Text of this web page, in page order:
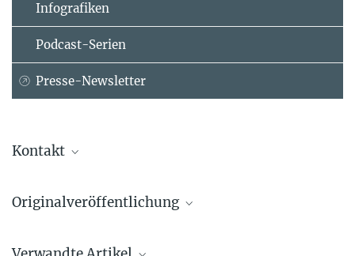
Infografiken
Podcast-Serien
Presse-Newsletter
Kontakt
Direktor
+49 551 5176-300
Originalveröffentlichung
Schlenczek und Eberhard Bodenschatz